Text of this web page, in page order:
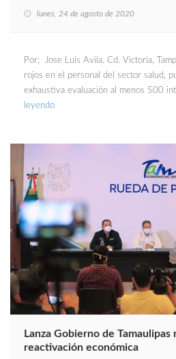
lunes, 24 de agosto de 2020
Por; Jose Luis Avila. Cd. Victoria,
rojos en el personal del sector salud,
exhaustiva evaluación al menos 500
leyendo
Lanza Gobierno de
reactivación económica